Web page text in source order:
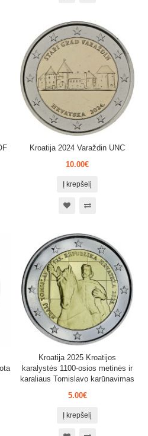
Kroatija 2024 Varaždin UNC
10.00€
Į krepšelį
Kroatija 2025 Kroatijos
karalystės 1100-osios metinės ir
karaliaus Tomislavo karūnavimas
5.00€
Į krepšelį